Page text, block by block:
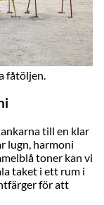
fåtöljen.
till en klar
lugn, harmoni
toner kan vi
taket i ett rum i
för att